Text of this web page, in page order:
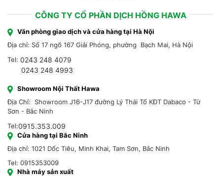
CÔNG TY CỔ PHẦN DỊCH HỒNG HAWA
Văn phòng giao dịch và cửa hàng tại Hà Nội
Địa chỉ: Số 17 ngõ 167 Giải Phóng, phường Bạch Mai, Hà Nội
Tel: 0243 248 4079
0243 248 4993
Showroom Nội Thất Hawa
Địa Chỉ: Showroom J16-J17 đường Lý Thái Tổ KĐT Dabaco - Từ
Sơn - Bắc Ninh
Tel:0915.353.009
Cửa hàng tại Bắc Ninh
Địa chỉ: 1021 Dốc Tiêu, Minh Khai, Tam Sơn, Bắc Ninh
Tel: 0915353009
Nhà máy sản xuất